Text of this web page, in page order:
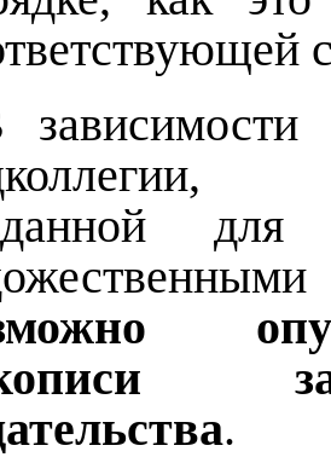
зависимости
.